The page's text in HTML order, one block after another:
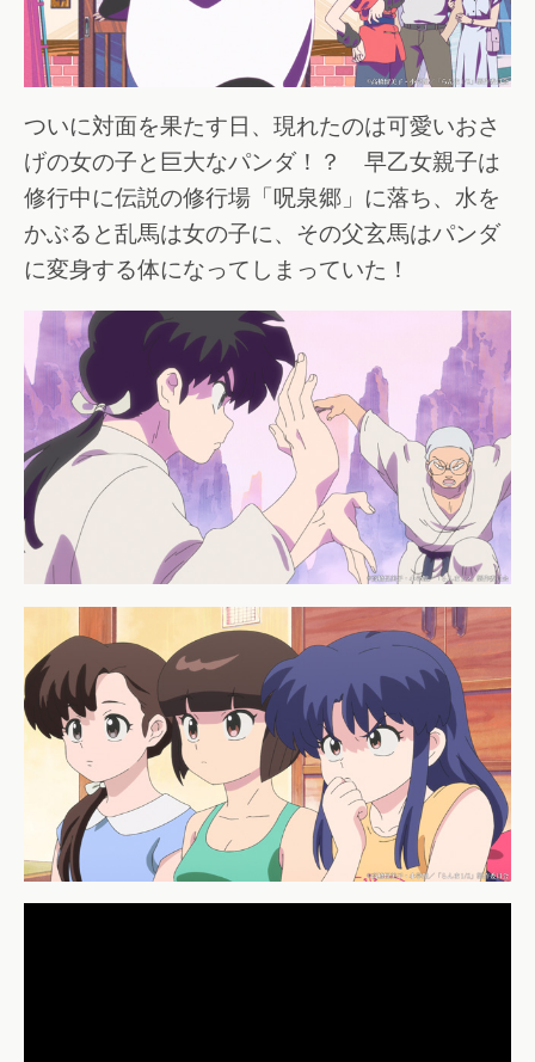
ついに対面を果たす日、現れたのは可愛いおさ
げの女の子と巨大なパンダ！？ 早乙女親子は
修行中に伝説の修行場「呪泉郷」に落ち、水を
かぶると乱馬は女の子に、その父玄馬はパンダ
に変身する体になってしまっていた！